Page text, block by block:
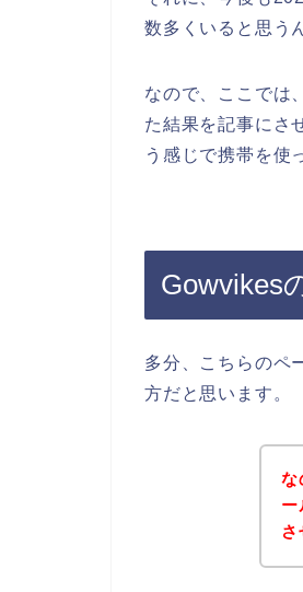
数多くいると思う
なので、ここでは
た結果を記事にさ
う感じで携帯を使
Gowvikes
多分、こちらのペ
方だと思います。
な
ー
さ